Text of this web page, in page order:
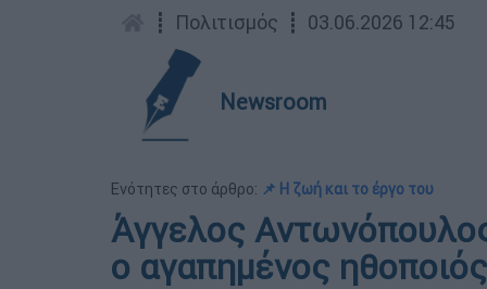
┋ Πολιτισμός ┋ 03.06.2026 12:45
Newsroom
Ενότητες στο άρθρο: 📌 Η ζωή και το έργο του
Άγγελος
ο αγαπημένος ηθοποιός